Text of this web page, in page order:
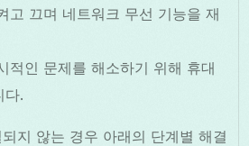
고 끄며 네트워크 무선 기능을 재
적인 문제를 해소하기 위해 휴대
다.
지 않는 경우 아래의 단계별 해결